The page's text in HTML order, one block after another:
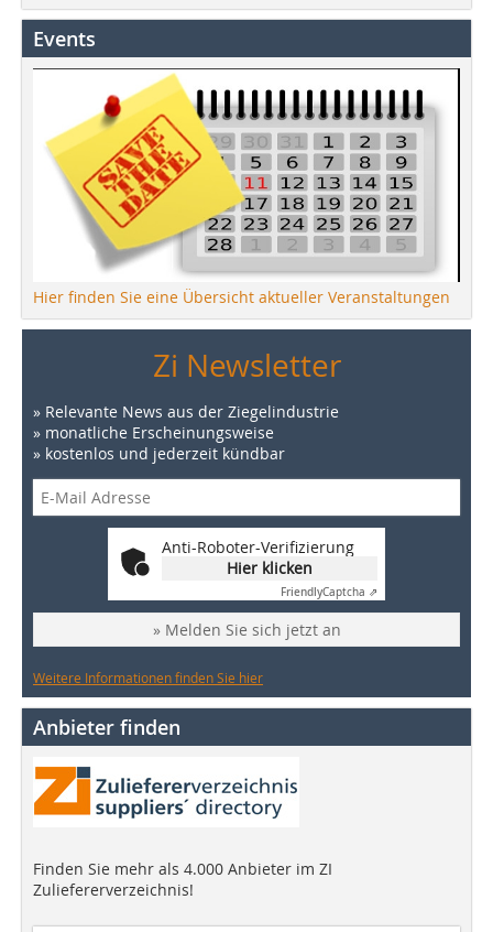
Events
Hier finden Sie eine Übersicht aktueller Veranstaltungen
Zi Newsletter
» Relevante News aus der Ziegelindustrie
» monatliche Erscheinungsweise
» kostenlos und jederzeit kündbar
Anti-Roboter-Verifizierung
Hier klicken
FriendlyCaptcha ⇗
» Melden Sie sich jetzt an
Weitere Informationen finden Sie hier
Anbieter finden
Finden Sie mehr als 4.000 Anbieter im ZI
Zuliefererverzeichnis!